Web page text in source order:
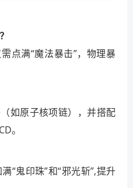
点满“魔法暴击”，物理暴
如原子核项链），并搭配
。
“鬼印珠”和“邪光斩”,提升